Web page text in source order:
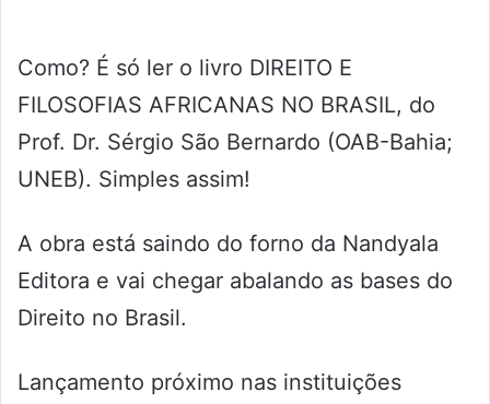
Como? É só ler o livro DIREITO E
FILOSOFIAS AFRICANAS NO BRASIL, do
Prof. Dr. Sérgio São Bernardo (OAB-Bahia;
UNEB). Simples assim!
A obra está saindo do forno da Nandyala
Editora e vai chegar abalando as bases do
Direito no Brasil.
Lançamento próximo nas instituições